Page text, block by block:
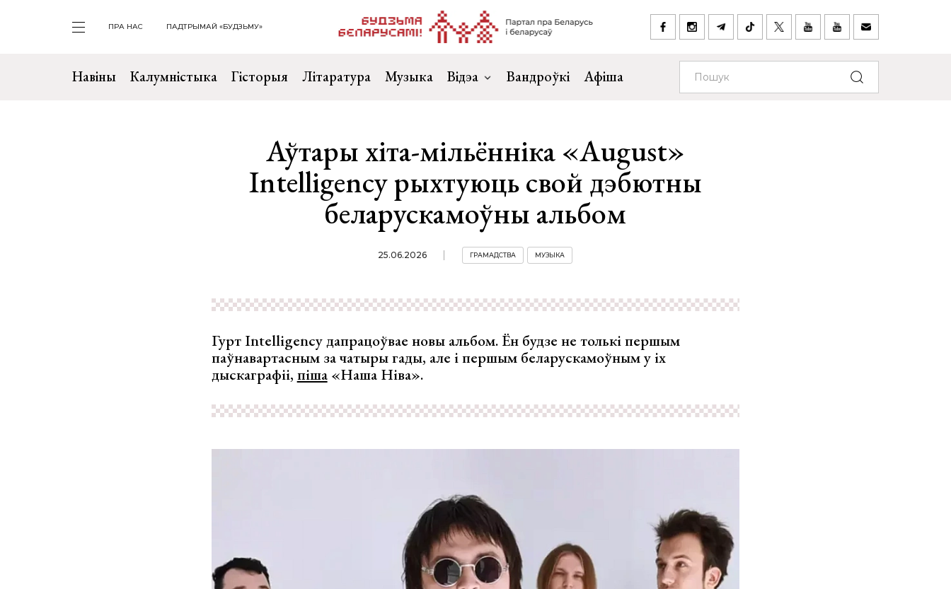
ПРА НАС ПАДТРЫМАЙ «БУДЗЬМУ»
Навіны Калумністыка Гісторыя Літаратура Музыка Відэа Вандроўкі Афіша
Аўтары хіта-мільённіка «August»
Intelligency рыхтуюць свой дэбютны
беларускамоўны альбом
25.06.2026 ГРАМАДСТВА МУЗЫКА
Гурт Intelligency дапрацоўвае новы альбом. Ён будзе не толькі першым
паўнавартасным за чатыры гады, але і першым беларускамоўным у іх
дыскаграфіі, піша«Наша Ніва».